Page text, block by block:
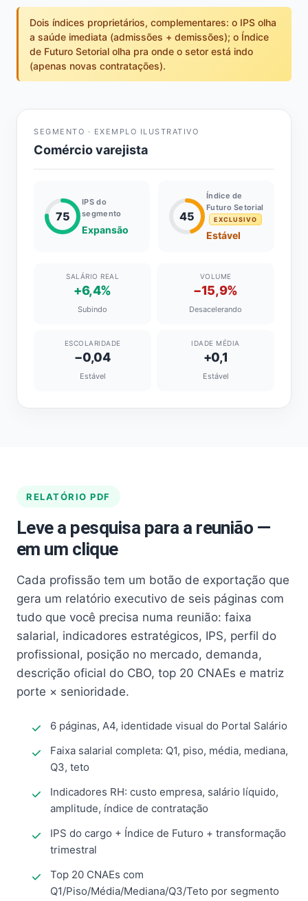
Dois índices proprietários, complementares: o IPS olha
a saúde imediata (admissões + demissões); o Índice
de Futuro Setorial olha pra onde o setor está indo
(apenas novas contratações).
SEGMENTO · EXEMPLO ILUSTRATIVO
Comércio varejista
75
IPS do
segmento
Expansão
45
Índice de
Futuro Setorial
EXCLUSIVO
Estável
SALÁRIO REAL
+6,4%
Subindo
VOLUME
−15,9%
Desacelerando
ESCOLARIDADE
−0,04
Estável
IDADE MÉDIA
+0,1
Estável
RELATÓRIO PDF
Leve a pesquisa para a reunião —
em um clique
Cada profissão tem um botão de exportação que
gera um relatório executivo de seis páginas com
tudo que você precisa numa reunião: faixa
salarial, indicadores estratégicos, IPS, perfil do
profissional, posição no mercado, demanda,
descrição oficial do CBO, top 20 CNAEs e matriz
porte × senioridade.
6 páginas, A4, identidade visual do Portal Salário
Faixa salarial completa: Q1, piso, média, mediana,
Q3, teto
Indicadores RH: custo empresa, salário líquido,
amplitude, índice de contratação
IPS do cargo + Índice de Futuro + transformação
trimestral
Top 20 CNAEs com
Q1/Piso/Média/Mediana/Q3/Teto por segmento